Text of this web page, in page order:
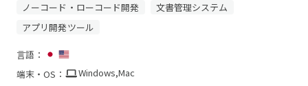
ノーコード・ローコード開発
文書管理システム
アプリ開発ツール
言語：
端末・OS：
Windows,Mac